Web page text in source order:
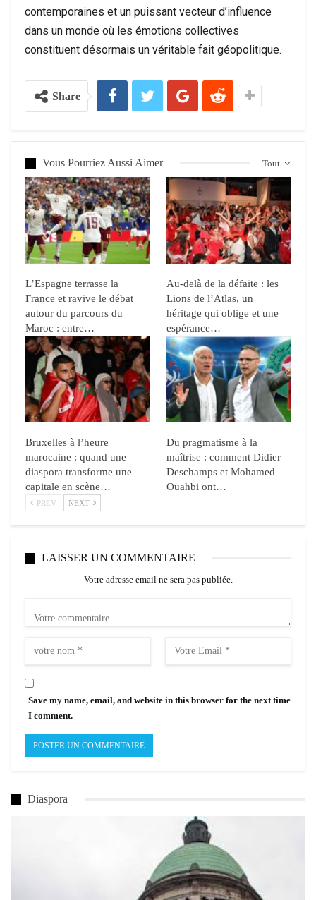
contemporaines et un puissant vecteur d’influence
dans un monde où les émotions collectives
constituent désormais un véritable fait géopolitique.
Share
Tout
Vous Pourriez Aussi Aimer
L’Espagne terrasse la
France et ravive le débat
autour du parcours du
Maroc : entre…
Au-delà de la défaite : les
Lions de l’Atlas, un
héritage qui oblige et une
espérance…
Bruxelles à l’heure
marocaine : quand une
diaspora transforme une
capitale en scène…
Du pragmatisme à la
maîtrise : comment Didier
Deschamps et Mohamed
Ouahbi ont…
PREV NEXT
LAISSER UN COMMENTAIRE
Votre adresse email ne sera pas publiée.
Save my name, email, and website in this browser for the next time
I comment.
Diaspora